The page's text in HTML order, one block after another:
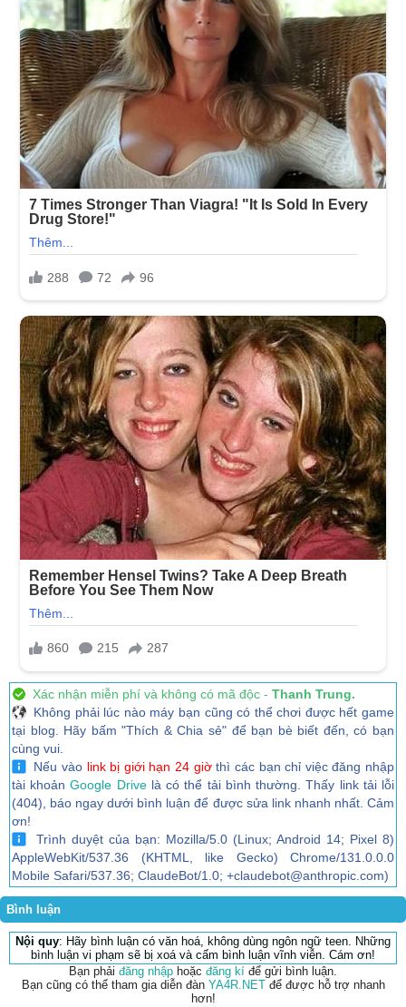
Xác nhận miễn phí và không có mã độc - Thanh Trung.
Không phải lúc nào máy bạn cũng có thể chơi được hết game
tại blog. Hãy bấm "Thích & Chia sẻ" để bạn bè biết đến, có bạn
cùng vui.
Nếu vào link bị giới hạn 24 giờthì các bạn chỉ việc đăng nhập
tài khoảnGoogle Drivelà có thể tải bình thường. Thấy link tải lỗi
(404), báo ngay dưới bình luận để được sửa link nhanh nhất. Cảm
ơn!
Trình duyệt của bạn: Mozilla/5.0 (Linux; Android 14; Pixel 8)
AppleWebKit/537.36 (KHTML, like Gecko) Chrome/131.0.0.0
Mobile Safari/537.36; ClaudeBot/1.0; +claudebot@anthropic.com)
Bình luận
Nội quy: Hãy bình luận có văn hoá, không dùng ngôn ngữ teen. Những
bình luận vi phạm sẽ bị xoá và cấm bình luận vĩnh viễn. Cám ơn!
Bạn phải đăng nhập hoặc đăng kí để gửi bình luận.
Bạn cũng có thể tham gia diễn đàn YA4R.NETđể được hỗ trợ nhanh
hơn!